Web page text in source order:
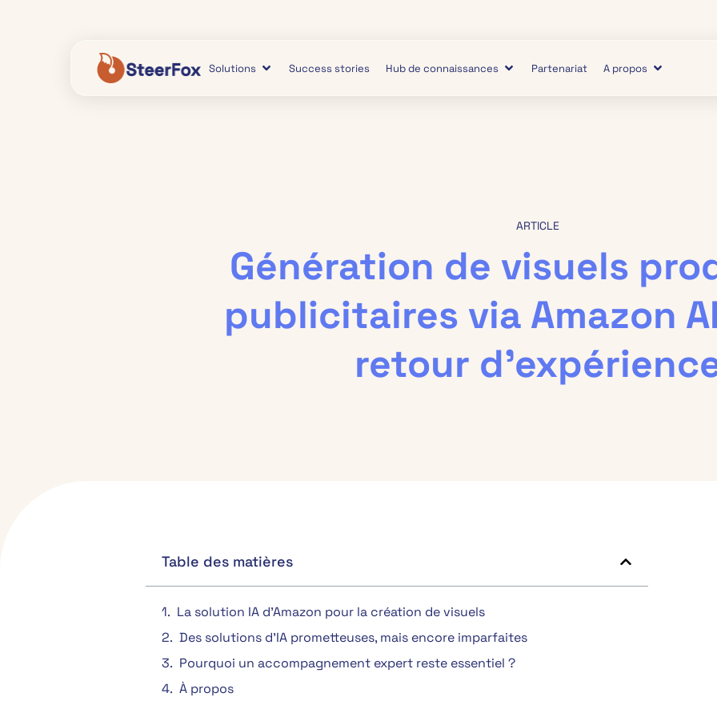
Solutions Success stories Hub de connaissances Partenariat A propos
ARTICLE
Génération de visuels
publicitaires via Amazon
retour
Table des matières
La solution IA d'Amazon pour la création de visuels
Des solutions d'IA prometteuses, mais encore imparfaites
Pourquoi un accompagnement expert reste essentiel ?
À propos